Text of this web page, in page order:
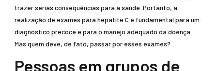
trazer sérias consequências para a saúde. Portanto, a
realização de exames para hepatite C é fundamental para um
diagnóstico precoce e para o manejo adequado da doença.
Mas quem deve, de fato, passar por esses exames?
Pessoas em grupos de